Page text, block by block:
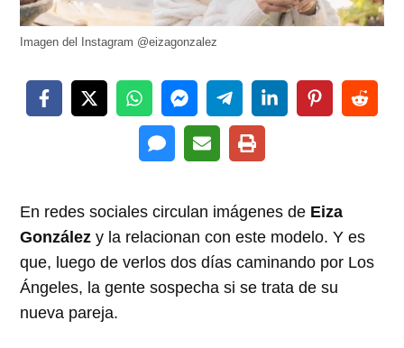
Imagen del Instagram @eizagonzalez
En redes sociales circulan imágenes de Eiza
González y la relacionan con este modelo. Y es
que, luego de verlos dos días caminando por Los
Ángeles, la gente sospecha si se trata de su
nueva pareja.